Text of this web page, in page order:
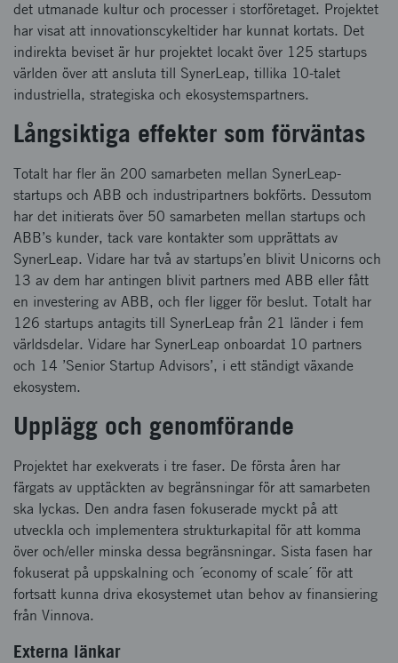
det utmanade kultur och processer i storföretaget. Projektet
har visat att innovationscykeltider har kunnat kortats. Det
indirekta beviset är hur projektet locakt över 125 startups
världen över att ansluta till SynerLeap, tillika 10-talet
industriella, strategiska och ekosystemspartners.
Långsiktiga effekter som förväntas
Totalt har fler än 200 samarbeten mellan SynerLeap-
startups och ABB och industripartners bokförts. Dessutom
har det initierats över 50 samarbeten mellan startups och
ABB’s kunder, tack vare kontakter som upprättats av
SynerLeap. Vidare har två av startups’en blivit Unicorns och
13 av dem har antingen blivit partners med ABB eller fått
en investering av ABB, och fler ligger för beslut. Totalt har
126 startups antagits till SynerLeap från 21 länder i fem
världsdelar. Vidare har SynerLeap onboardat 10 partners
och 14 ’Senior Startup Advisors’, i ett ständigt växande
ekosystem.
Upplägg och genomförande
Projektet har exekverats i tre faser. De första åren har
färgats av upptäckten av begränsningar för att samarbeten
ska lyckas. Den andra fasen fokuserade myckt på att
utveckla och implementera strukturkapital för att komma
över och/eller minska dessa begränsningar. Sista fasen har
fokuserat på uppskalning och ´economy of scale´ för att
fortsatt kunna driva ekosystemet utan behov av finansiering
från Vinnova.
Externa länkar